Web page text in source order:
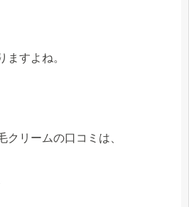
ますよね。
クリームの口コミは、